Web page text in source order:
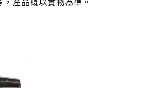
產品概以實物為準。